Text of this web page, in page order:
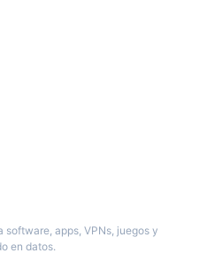
apps, VPNs, juegos y
en datos.